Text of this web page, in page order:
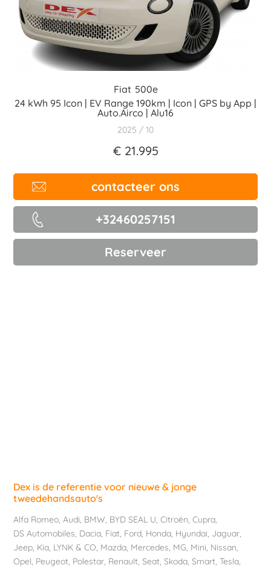
Fiat 500e
24 kWh 95 Icon | EV Range 190km | Icon | GPS by App |
Auto.Airco | Alu16
2025 10
€ 21.995
contacteer ons
+32460257151
Reserveer
Dex is de referentie voor nieuwe & jonge
tweedehandsauto's
Alfa Romeo,Audi, BMW, BYD SEAL U,Citroën,Cupra,
DS Automobiles, Dacia, Fiat, Ford, Honda, Hyundai, Jaguar,
Jeep, Kia, LYNK & CO, Mazda, Mercedes, MG, Mini, Nissan,
Opel, Peugeot, Polestar, Renault,Seat,Skoda,Smart,Tesla,